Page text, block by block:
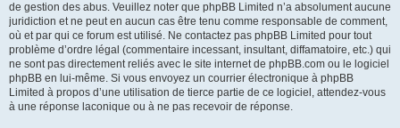
de gestion des abus. Veuillez noter que phpBB Limited n’a absolument aucune
juridiction et ne peut en aucun cas être tenu comme responsable de comment,
où et par qui ce forum est utilisé. Ne contactez pas phpBB Limited pour tout
problème d’ordre légal (commentaire incessant, insultant, diffamatoire, etc.) qui
ne sont pas directement reliés avec le site internet de phpBB.com ou le logiciel
phpBB en lui-même. Si vous envoyez un courrier électronique à phpBB
Limited à propos d’une utilisation de tierce partie de ce logiciel, attendez-vous
à une réponse laconique ou à ne pas recevoir de réponse.